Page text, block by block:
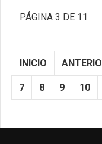
PÁGINA 3 DE 11
INICIO
7 8 9 10